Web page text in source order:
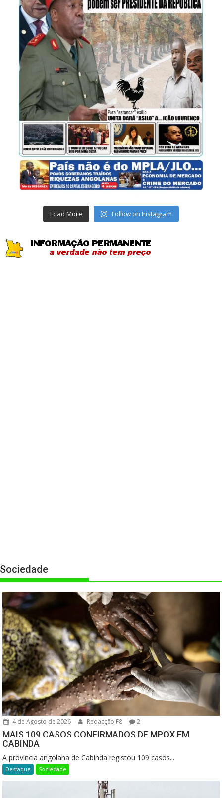
Load More Follow on Instagram
Sociedade
4 de Agosto de 2026 Redacção F8 2
MAIS 109 CASOS CONFIRMADOS DE MPOX EM
CABINDA
A província angolana de Cabinda registou 109 casos...
Destaque Sociedade